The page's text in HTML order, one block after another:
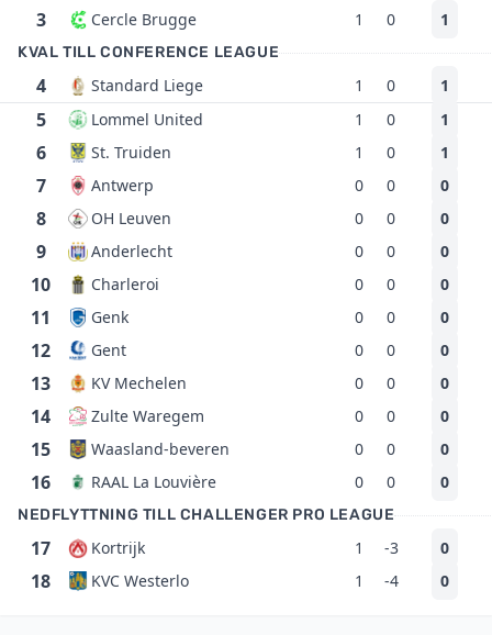
3 Cercle Brugge 1 0 1
KVAL TILL CONFERENCE LEAGUE
4 Standard Liege 1 0 1
5 Lommel United 1 0 1
6 St. Truiden 1 0 1
7 Antwerp 0 0 0
8 OH Leuven 0 0 0
9 Anderlecht 0 0 0
10 Charleroi 0 0 0
11 Genk 0 0 0
12 Gent 0 0 0
13 KV Mechelen 0 0 0
14 Zulte Waregem 0 0 0
15 Waasland-beveren 0 0 0
16 RAAL La Louvière 0 0 0
NEDFLYTTNING TILL CHALLENGER PRO LEAGUE
17 Kortrijk 1 -3 0
18 KVC Westerlo 1 -4 0